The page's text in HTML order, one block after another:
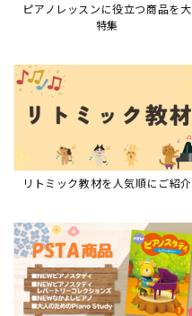
ピアノレッスンに役立つ商品を大
特集
リトミック教材を人気順にご紹介